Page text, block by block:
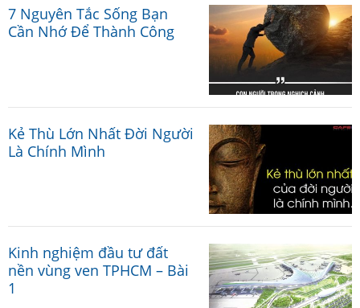
7 Nguyên Tắc Sống Bạn
Cần Nhớ Để Thành Công
Kẻ Thù Lớn Nhất Đời Người
Là Chính Mình
Kinh nghiệm đầu tư đất
nền vùng ven TPHCM – Bài
1